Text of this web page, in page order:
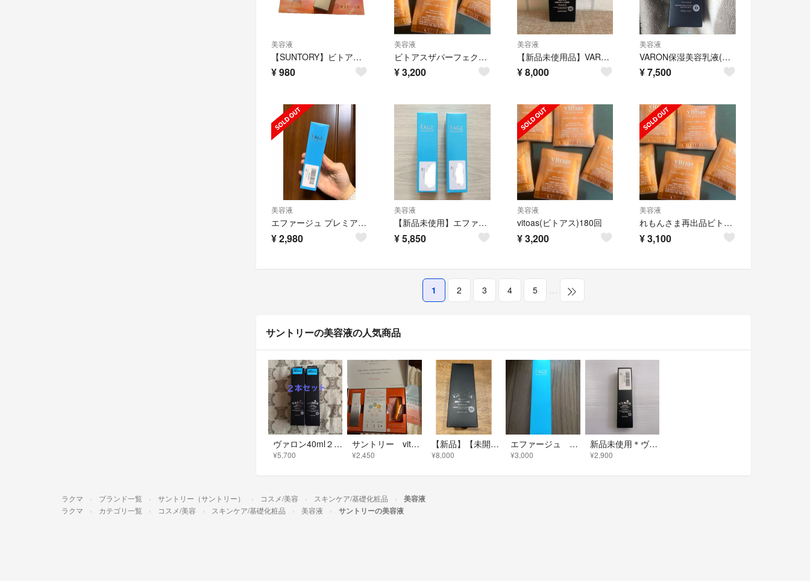
美容液
【SUNTORY】ビトアス 美白美容液 20ml
¥980
美容液
ビトアスザパーフェクトセラム180回
¥3,200
美容液
【新品未使用品】VARON Men’s Skin Care120ml
¥8,000
美容液
VARON保湿美容乳液(MEN'S)120mL
¥7,500
美容液
エファージュ プレミアムショット 50mL 美容液
¥2,980
美容液
【新品未使用】エファージュ プレミアムショット(美容液) 2本セット
¥5,850
美容液
vitoas(ビトアス)180回
¥3,200
美容液
れもんさま再出品ビトアス180回分トライアル
¥3,100
1 2 3 4 5 …
サントリーの美容液の人気商品
ヴァロン40ml２本セット
¥5,700
サントリー vitoas 美白美容液 保湿クリーム
¥2,450
【新品】【未開封】【未使用】VARON オリジナル120ml
¥8,000
エファージュ プレミアムショット 美容液 サントリー F.A.G.E
¥3,000
新品未使用＊ヴァロン VARON original 保湿美容乳液 40ml
¥2,900
ラクマ ブランド一覧 サントリー（サントリー） コスメ/美容 スキンケア/基礎化粧品 美容液
ラクマ カテゴリ一覧 コスメ/美容 スキンケア/基礎化粧品 美容液 サントリーの美容液